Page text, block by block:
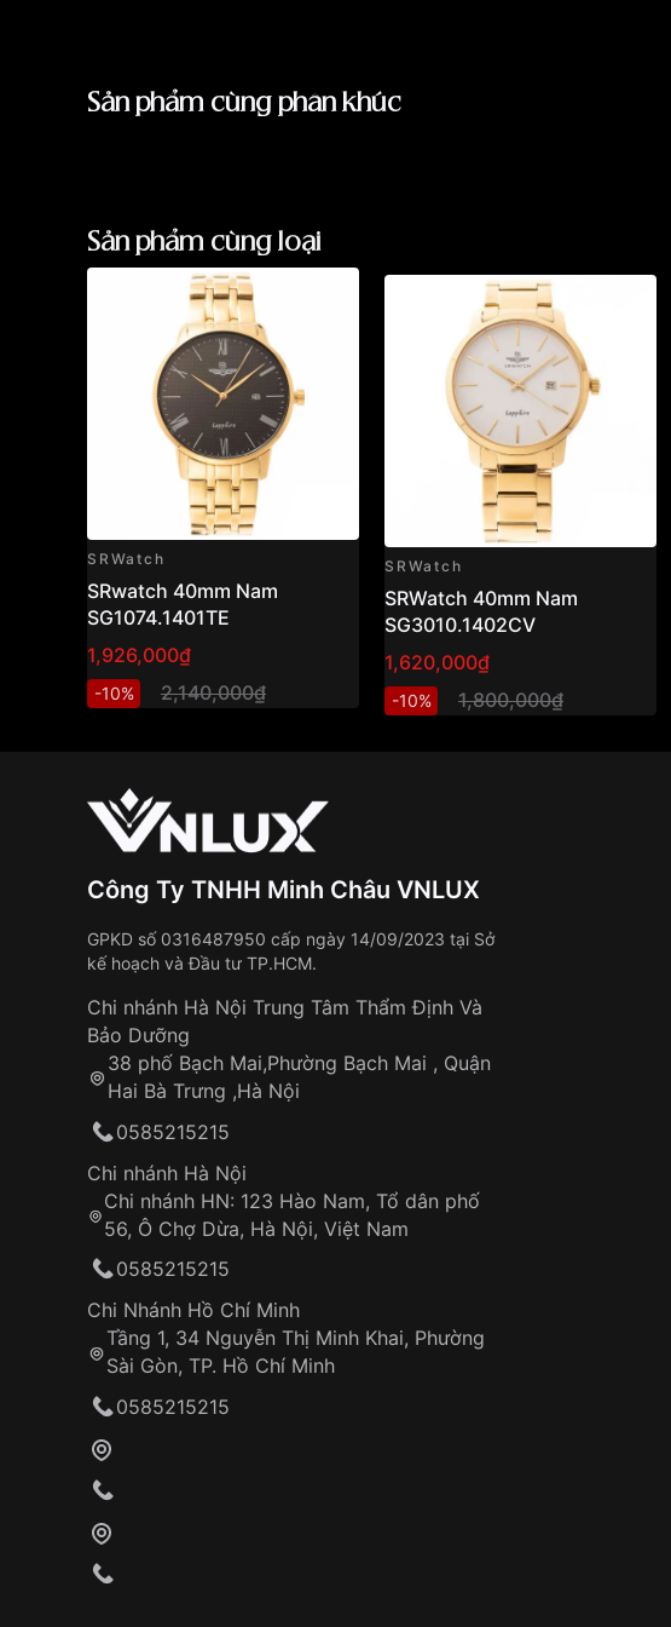
Sản phẩm cùng phân khúc
Sản phẩm cùng loại
SRWatch
SRwatch 40mm Nam
SG1074.1401TE
1,926,000₫
-10% 2,140,000₫
SRWatch
SRWatch 40mm Nam
SG3010.1402CV
1,620,000₫
-10% 1,800,000₫
Công Ty TNHH Minh Châu VNLUX
GPKD số 0316487950 cấp ngày 14/09/2023 tại Sở
kế hoạch và Đầu tư TP.HCM.
Chi nhánh Hà Nội Trung Tâm Thẩm Định Và
Bảo Dưỡng
38 phố Bạch Mai,Phường Bạch Mai , Quận
Hai Bà Trưng ,Hà Nội
0585215215
Chi nhánh Hà Nội
Chi nhánh HN: 123 Hào Nam, Tổ dân phố
56, Ô Chợ Dừa, Hà Nội, Việt Nam
0585215215
Chi Nhánh Hồ Chí Minh
Tầng 1, 34 Nguyễn Thị Minh Khai, Phường
Sài Gòn, TP. Hồ Chí Minh
0585215215